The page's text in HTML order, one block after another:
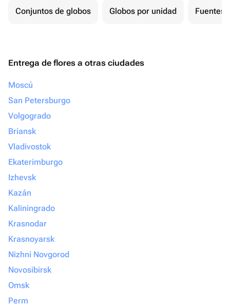
Conjuntos de globos Globos por unidad Fuentes
Entrega de flores a otras ciudades
Moscú
San Petersburgo
Volgogrado
Briansk
Vladivostok
Ekaterimburgo
Izhevsk
Kazán
Kaliningrado
Krasnodar
Krasnoyarsk
Nizhni Novgorod
Novosibirsk
Omsk
Perm